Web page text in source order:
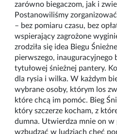
zarówno biegaczom, jak i
Postanowiliśmy
– bez pomiaru czasu, bez
wspierający zagrożone
zrodziła się idea Biegu
pierwszego, inauguracyjnego
tytułowej śnieżnej pantery.
dla rysia i wilka. W każdym
wybrane osoby, którym los
które chcą im pomóc. Bieg
który szczerze kocham, z
dumna. Utwierdza mnie on
wzbudzać w ludziach chęć